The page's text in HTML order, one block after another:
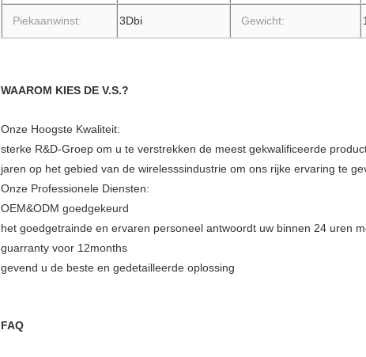
Piekaanwinst: 3Dbi Gewicht:
WAAROM KIES DE V.S.?
Onze Hoogste Kwaliteit:
sterke R&D-Groep om u te verstrekken de meest gekwalificeerde
jaren op het gebied van de wirelesssindustrie om ons rijke ervaring te
Onze Professionele Diensten:
OEM&ODM goedgekeurd
het goedgetrainde en ervaren personeel antwoordt uw binnen 24 uren
guarranty voor 12months
gevend u de beste en gedetailleerde oplossing
FAQ